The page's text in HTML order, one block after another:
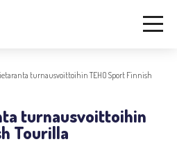
turnausvoittoihin TEHO Sport Finnish
turnausvoittoihin
Tourilla